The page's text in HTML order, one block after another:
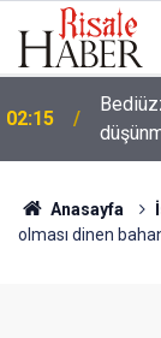
02:15
01:45
Anasayfa
olması dinen